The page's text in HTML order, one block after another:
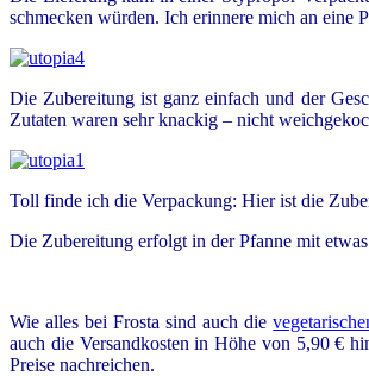
schmecken würden. Ich erinnere mich an eine
Die Zubereitung ist ganz einfach und der
Zutaten waren sehr knackig – nicht
Toll finde ich die Verpackung: Hier ist die
Die Zubereitung erfolgt in der Pfanne mit
Wie alles bei Frosta sind auch die
auch die Versandkosten in Höhe von 5,90 €
Preise nachreichen.